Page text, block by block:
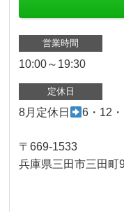
営業時間
10:00～19:30
定休日
8月定休日 6・12
〒669-1533
兵庫県三田市三田町